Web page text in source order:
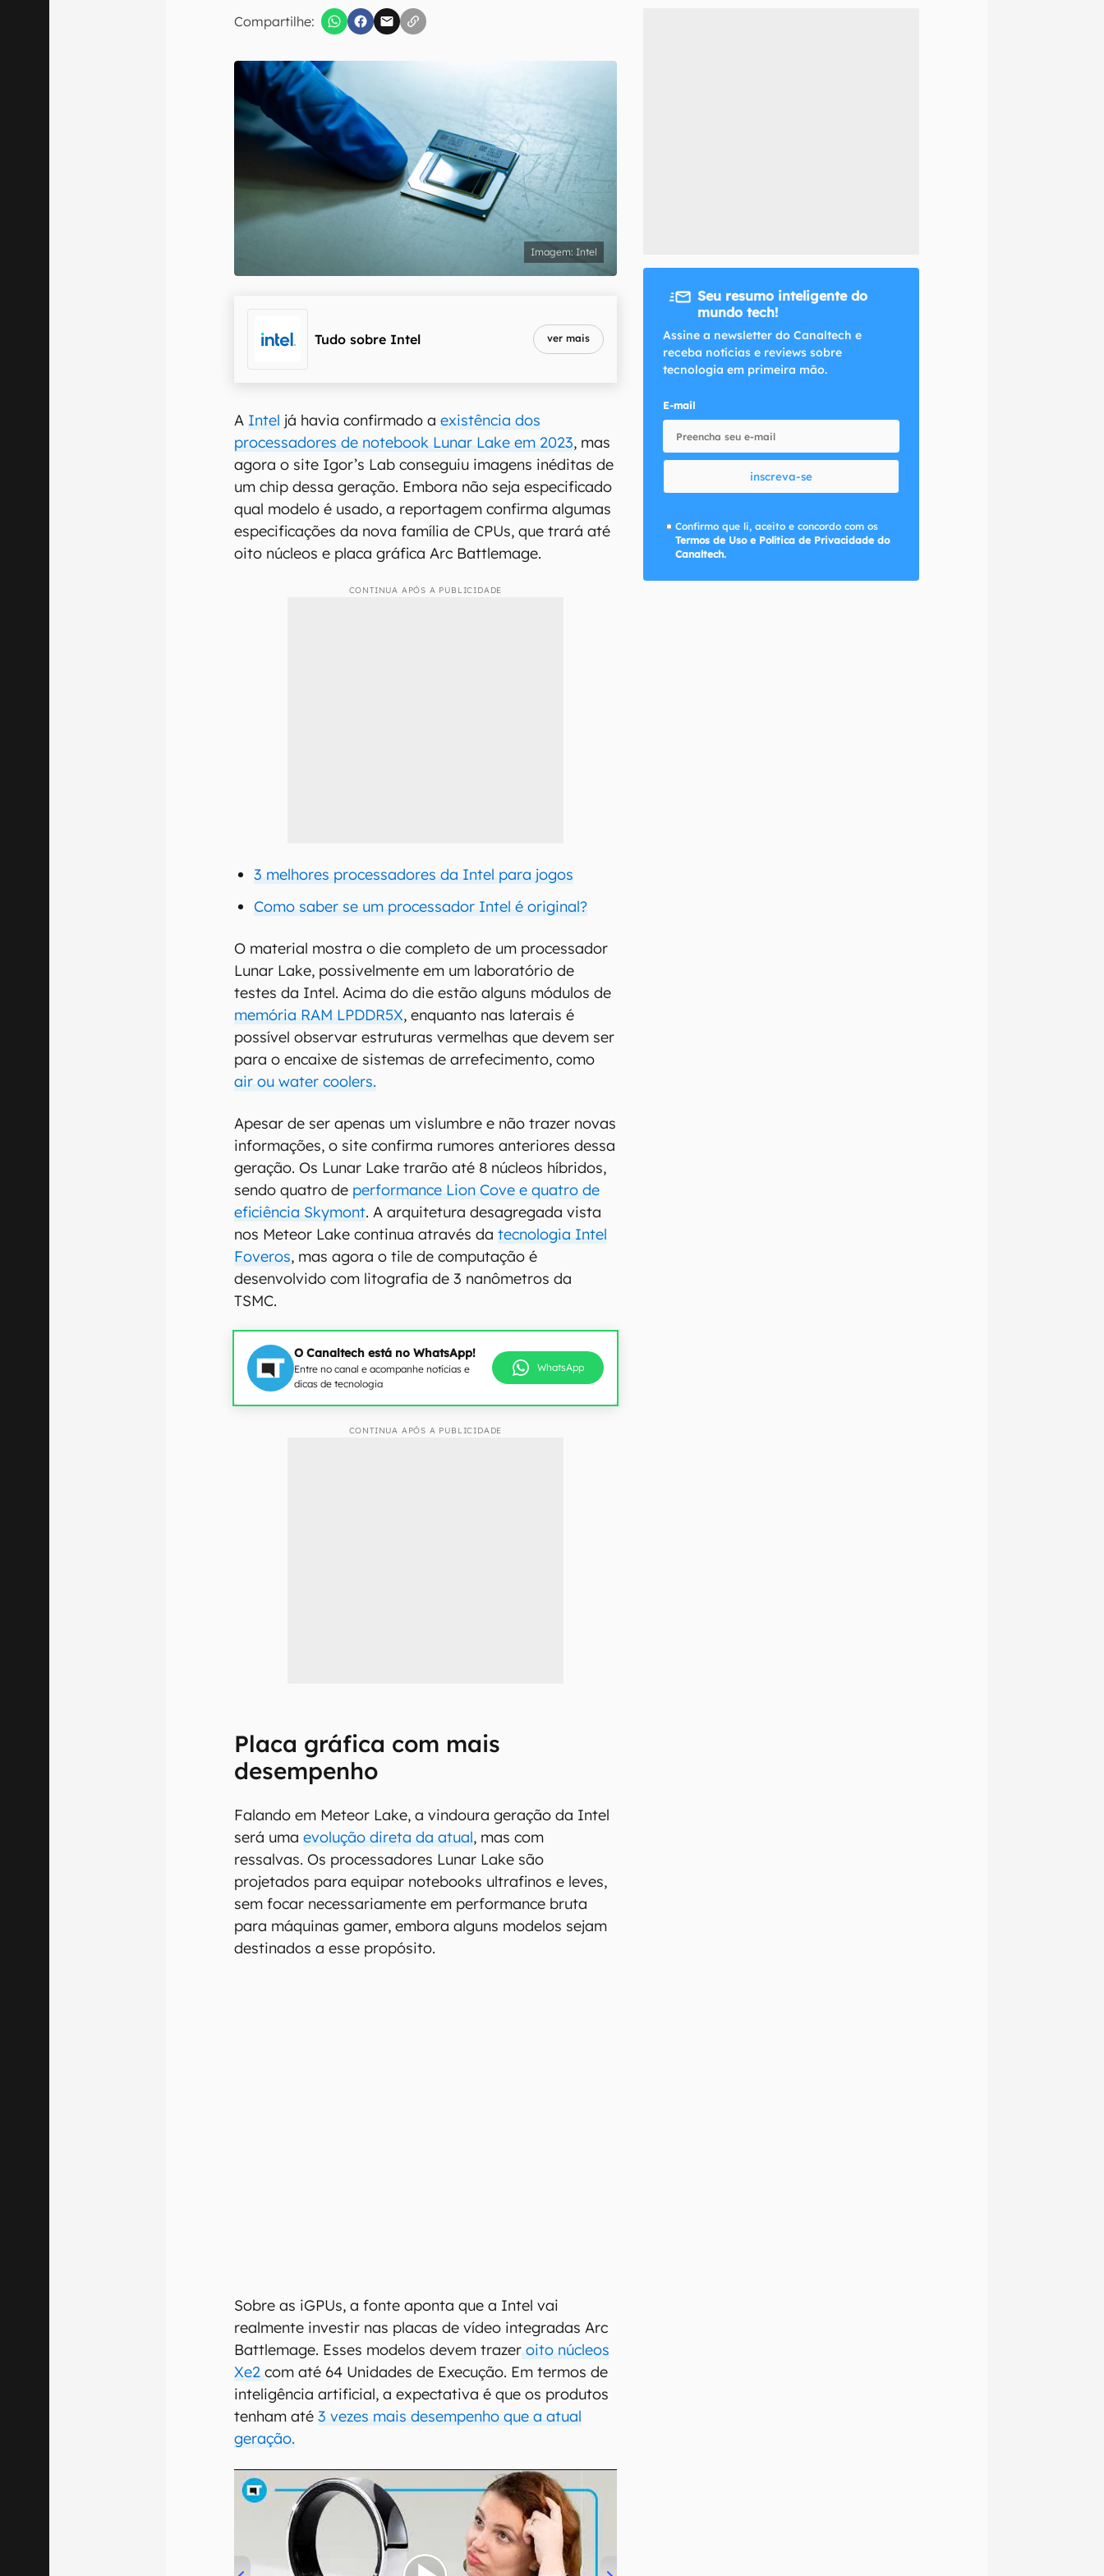
Compartilhe:
Confirmo que li, aceito e concordo com os
Intel
Tudo sobre Intel ver mais
A Intel já havia confirmado aexistência dos
processadores de notebook Lunar Lake em 2023, mas
agora o site Igor’s Lab conseguiu imagens inéditas de
um chip dessa geração. Embora não seja especificado
qual modelo é usado, a reportagem confirma algumas
especificações da nova família de CPUs, que trará até
oito núcleos e placa gráfica Arc Battlemage.
CONTINUA APÓS A PUBLICIDADE
3 melhores processadores da Intel para jogos
Como saber se um processador Intel é original?
O material mostra o die completo de um processador
Lunar Lake, possivelmente em um laboratório de
testes da Intel. Acima do die estão alguns módulos de
memória RAM LPDDR5X, enquanto nas laterais é
possível observar estruturas vermelhas que devem ser
para o encaixe de sistemas de arrefecimento, como
air ou water coolers.
Apesar de ser apenas um vislumbre e não trazer novas
informações, o site confirma rumores anteriores dessa
geração. Os Lunar Lake trarão até 8 núcleos híbridos,
sendo quatro de performance Lion Cove e quatro de
eficiência Skymont. A arquitetura desagregada vista
nos Meteor Lake continua através datecnologia Intel
Foveros, mas agora o tile de computação é
desenvolvido com litografia de 3 nanômetros da
TSMC.
O Canaltech está no WhatsApp!
Entre no canal e acompanhe notícias e
dicas de tecnologia
WhatsApp
CONTINUA APÓS A PUBLICIDADE
Placa gráfica com mais
desempenho
Falando em Meteor Lake, a vindoura geração da Intel
será umaevolução direta da atual, mas com
ressalvas. Os processadores Lunar Lake são
projetados para equipar notebooks ultrafinos e leves,
sem focar necessariamente em performance bruta
para máquinas gamer, embora alguns modelos sejam
destinados a esse propósito.
Sobre as iGPUs, a fonte aponta que a Intel vai
realmente investir nas placas de vídeo integradas Arc
Battlemage. Esses modelos devem trazer oito núcleos
Xe2com até 64 Unidades de Execução. Em termos de
inteligência artificial, a expectativa é que os produtos
tenham até3 vezes mais desempenho que a atual
geração.
Seu resumo inteligente do
mundo tech!
Assine a newsletter do Canaltech e
receba notícias e reviews sobre
tecnologia em primeira mão.
E-mail
inscreva-se
Confirmo que li, aceito e concordo com os
Termos de Uso e Política de Privacidade do
Canaltech.